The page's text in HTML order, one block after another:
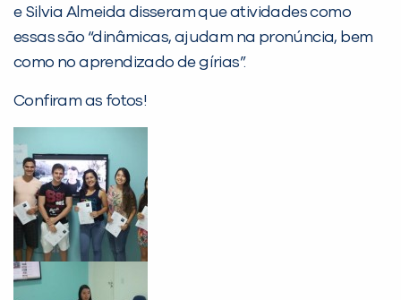
e Silvia Almeida disseram que atividades como
essas são “dinâmicas, ajudam na pronúncia, bem
como no aprendizado de gírias”.
Confiram as fotos!
Preencha com seus dados abaixo e
já vamos te colocar em contato